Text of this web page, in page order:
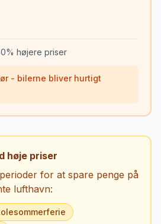
højere priser
- bilerne bliver hurtigt
høje priser
for at spare penge på
lufthavn: